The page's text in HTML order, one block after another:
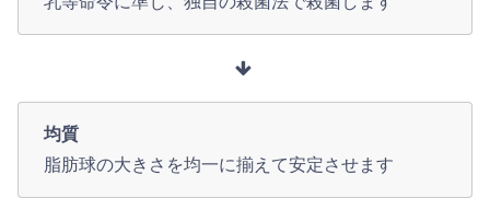
均質
脂肪球の大きさを均一に揃えて安定させます